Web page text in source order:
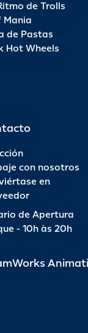
de Trolls
Mania
de Pastas
Hot Wheels
con nosotros
en
de Apertura
- 10h às 20h